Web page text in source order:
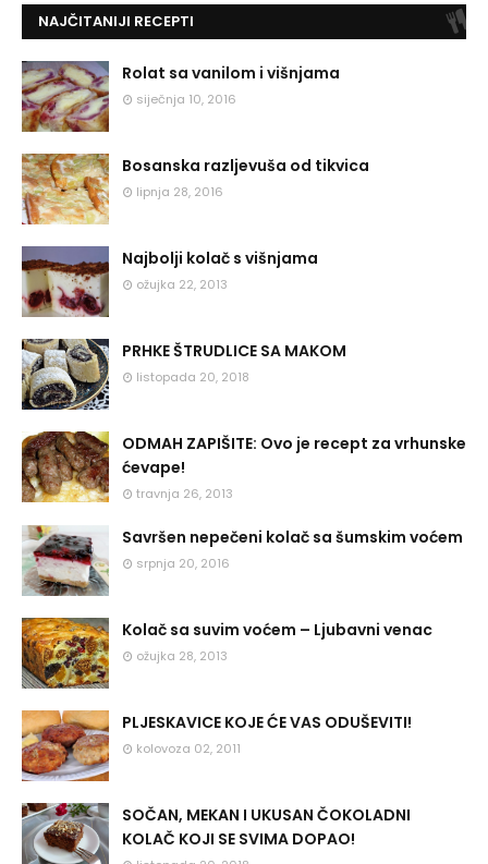
NAJČITANIJI RECEPTI
Rolat sa vanilom i višnjama
siječnja 10, 2016
Bosanska razljevuša od tikvica
lipnja 28, 2016
Najbolji kolač s višnjama
ožujka 22, 2013
PRHKE ŠTRUDLICE SA MAKOM
listopada 20, 2018
ODMAH ZAPIŠITE: Ovo je recept za vrhunske
ćevape!
travnja 26, 2013
Savršen nepečeni kolač sa šumskim voćem
srpnja 20, 2016
Kolač sa suvim voćem – Ljubavni venac
ožujka 28, 2013
PLJESKAVICE KOJE ĆE VAS ODUŠEVITI!
kolovoza 02, 2011
SOČAN, MEKAN I UKUSAN ČOKOLADNI
KOLAČ KOJI SE SVIMA DOPAO!